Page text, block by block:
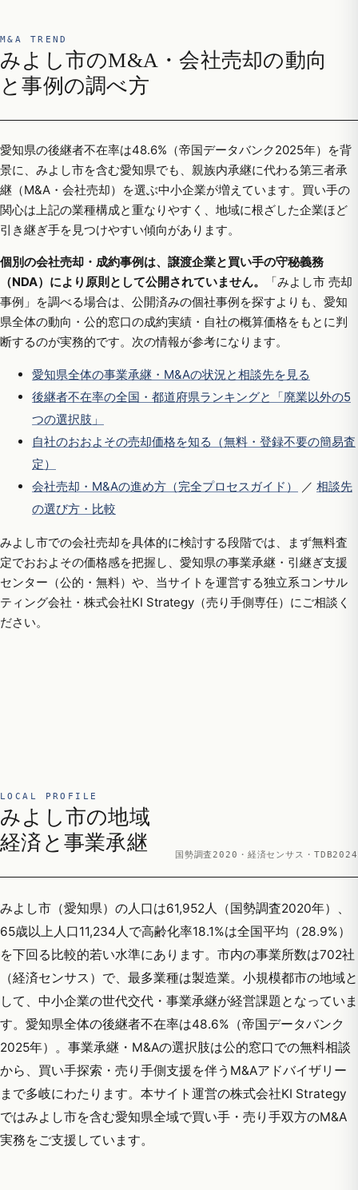
M&A TREND
みよし市のM&A・会社売却の動向
と事例の調べ方
愛知県の後継者不在率は48.6%（帝国データバンク2025年）を背
景に、みよし市を含む愛知県でも、親族内承継に代わる第三者承
継（M&A・会社売却）を選ぶ中小企業が増えています。買い手の
関心は上記の業種構成と重なりやすく、地域に根ざした企業ほど
引き継ぎ手を見つけやすい傾向があります。
個別の会社売却・成約事例は、譲渡企業と買い手の守秘義務
（NDA）により原則として公開されていません。
「みよし市 売却
事例」を調べる場合は、公開済みの個社事例を探すよりも、愛知
県全体の動向・公的窓口の成約実績・自社の概算価格をもとに判
断するのが実務的です。次の情報が参考になります。
愛知県全体の事業承継・M&Aの状況と相談先を見る
後継者不在率の全国・都道府県ランキングと「廃業以外の5
つの選択肢」
自社のおおよその売却価格を知る（無料・登録不要の簡易査
定）
会社売却・M&Aの進め方（完全プロセスガイド）
／ 相談先
の選び方・比較
みよし市での会社売却を具体的に検討する段階では、まず無料査
定でおおよその価格感を把握し、愛知県の事業承継・引継ぎ支援
センター（公的・無料）や、当サイトを運営する独立系コンサル
ティング会社・株式会社KI Strategy（売り手側専任）にご相談く
ださい。
LOCAL PROFILE
みよし市の地域
経済と事業承継
国勢調査2020・経済センサス・TDB2024
みよし市（愛知県）の人口は61,952人（国勢調査2020年）、
65歳以上人口11,234人で高齢化率18.1%は全国平均（28.9%）
を下回る比較的若い水準にあります。市内の事業所数は702社
（経済センサス）で、最多業種は製造業。小規模都市の地域と
して、中小企業の世代交代・事業承継が経営課題となっていま
す。愛知県全体の後継者不在率は48.6%（帝国データバンク
2025年）。事業承継・M&Aの選択肢は公的窓口での無料相談
から、買い手探索・売り手側支援を伴うM&Aアドバイザリー
まで多岐にわたります。本サイト運営の株式会社KI Strategy
ではみよし市を含む愛知県全域で買い手・売り手双方のM&A
実務をご支援しています。